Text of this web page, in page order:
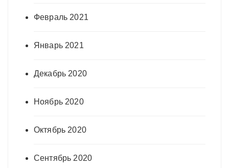
Февраль 2021
Январь 2021
Декабрь 2020
Ноябрь 2020
Октябрь 2020
Сентябрь 2020